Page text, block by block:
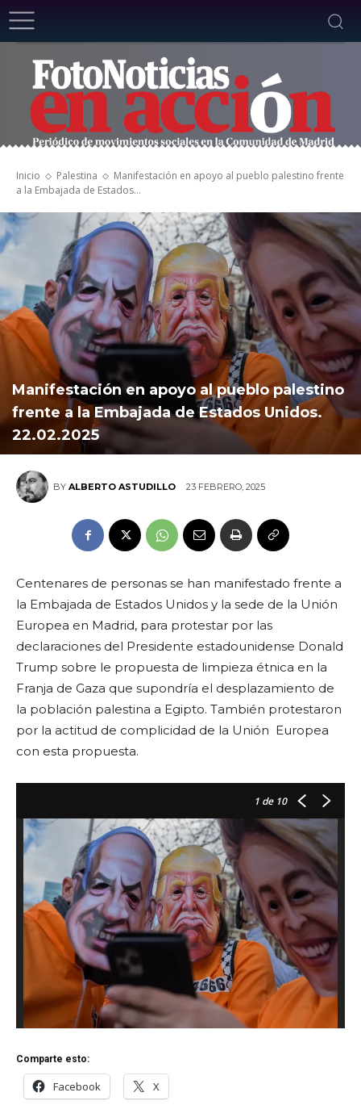
Inicio Palestina
Manifestación en apoyo al pueblo palestino frente
a la Embajada de Estados...
Manifestación en apoyo al pueblo palestino
frente a la Embajada de Estados Unidos.
22.02.2025
BY ALBERTO ASTUDILLO 23 FEBRERO, 2025
Centenares de personas se han manifestado frente a
la Embajada de Estados Unidos y la sede de la Unión
Europea en Madrid, para protestar por las
declaraciones del Presidente estadounidense Donald
Trump sobre le propuesta de limpieza étnica en la
Franja de Gaza que supondría el desplazamiento de
la población palestina a Egipto. También protestaron
por la actitud de complicidad de la Unión Europea
con esta propuesta.
1 de 10
Comparte esto:
Facebook X